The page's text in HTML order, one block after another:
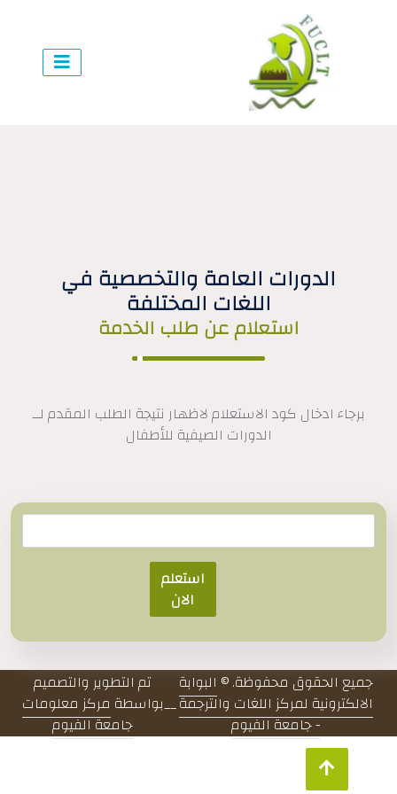
الدورات العامة والتخصصية في
اللغات المختلفة
استعلام عن طلب الخدمة
برجاء ادخال كود الاستعلام لاظهار نتيجة الطلب المقدم لــ
الدورات الصيفية للأطفال
استعلم
الان
جميع الحقوق محفوظة. ©البوابة
الالكترونية لمركز اللغات والترجمة
- جامعة الفيوم
__
تم التطوير والتصميم
بواسطةمركز معلومات
جامعة الفيوم